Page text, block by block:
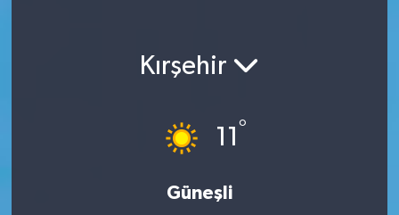
Kırşehir
11 °
Güneşli